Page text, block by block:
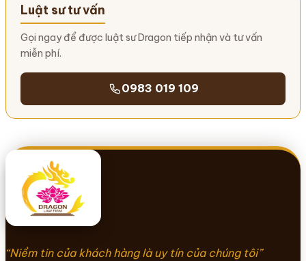
Luật sư tư vấn
Gọi ngay để được luật sư Dragon tiếp nhận và tư vấn
miễn phí.
0983 019 109
“Niềm tin của khách hàng là uy tín của chúng tôi”